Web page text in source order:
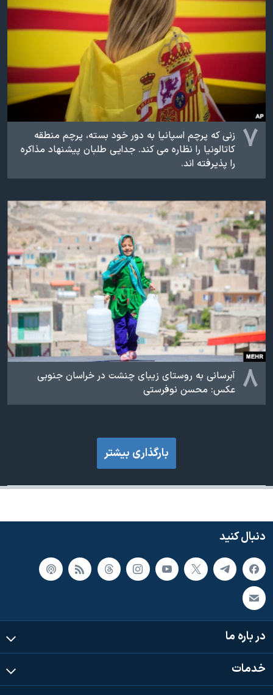
۷ زنی که پرچم اسپانیا به دور خود بسته، پرچم منطقه
کاتالونیا را نظاره می کند. جدایی طلبان پیشنهاد مذاکره
را پذیرفته اند.
۸ آبرسانی به روستای زیبای چنشت در خراسان جنوبی
عکس: محسن نوفرستی
بارگذاری بیشتر
دنبال کنید
در باره ما
خدمات